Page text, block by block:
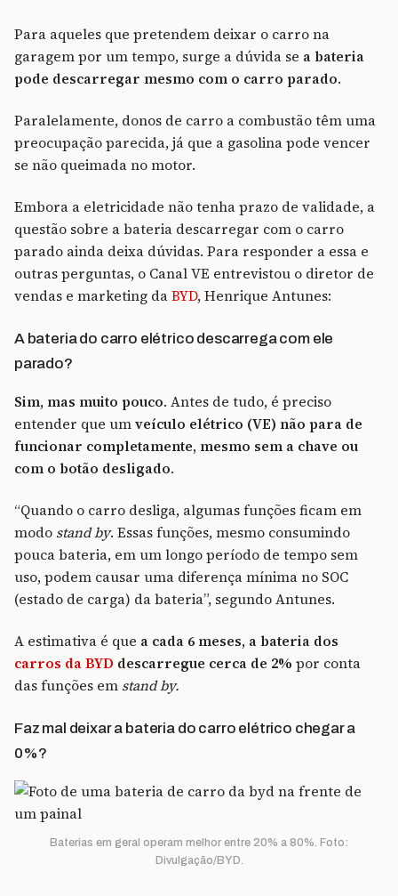
Para aqueles que pretendem deixar o carro na
garagem por um tempo, surge a dúvida se a bateria
pode descarregar mesmo com o carro parado.
Paralelamente, donos de carro a combustão têm uma
preocupação parecida, já que a gasolina pode vencer
se não queimada no motor.
Embora a eletricidade não tenha prazo de validade, a
questão sobre a bateria descarregar com o carro
parado ainda deixa dúvidas. Para responder a essa e
outras perguntas, o Canal VE entrevistou o diretor de
vendas e marketing daBYD, Henrique Antunes:
A bateria do carro elétrico descarrega com ele
parado?
Sim, mas muito pouco. Antes de tudo, é preciso
entender que umveículo elétrico (VE) não para de
funcionar completamente, mesmo sem a chave ou
com o botão desligado.
“Quando o carro desliga, algumas funções ficam em
modo stand by. Essas funções, mesmo consumindo
pouca bateria, em um longo período de tempo sem
uso, podem causar uma diferença mínima no SOC
(estado de carga) da bateria”, segundo Antunes.
A estimativa é que a cada 6 meses, a bateria dos
carros da BYD descarregue cerca de 2% por conta
das funções em stand by.
Faz mal deixar a bateria do carro elétrico chegar a
0%?
Baterias em geral operam melhor entre 20% a 80%. Foto:
Divulgação/BYD.